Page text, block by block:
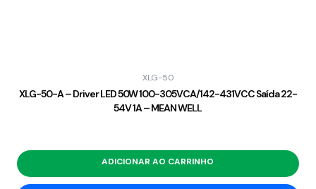
XLG-50
XLG-50-A – Driver LED 50W 100-305VCA/142-431VCC Saída 22-
54V 1A – MEAN WELL
ADICIONAR AO CARRINHO